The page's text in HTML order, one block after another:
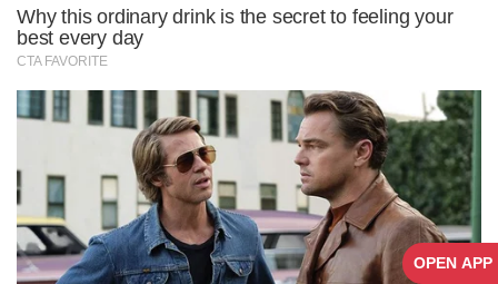
OPEN APP